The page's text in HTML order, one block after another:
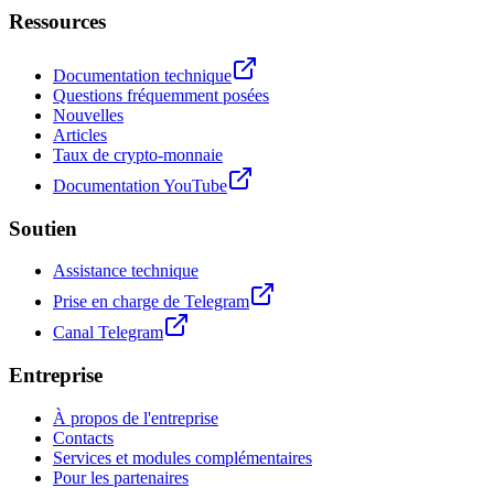
Ressources
Documentation technique
Questions fréquemment posées
Nouvelles
Articles
Taux de crypto-monnaie
Documentation YouTube
Soutien
Assistance technique
Prise en charge de Telegram
Canal Telegram
Entreprise
À propos de l'entreprise
Contacts
Services et modules complémentaires
Pour les partenaires